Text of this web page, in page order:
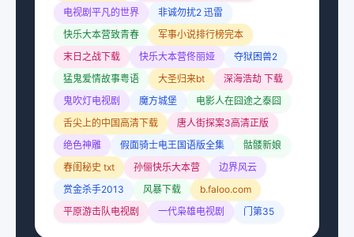
电视剧平凡的世界
非诚勿扰2 迅雷
快乐大本营致青春
军事小说排行榜完本
末日之战下载
快乐大本营佟丽娅
夺狱困兽2
猛鬼爱情故事粤语
大圣归来bt
深海浩劫 下载
鬼吹灯电视剧
魔方城堡
电影人在囧途之泰囧
舌尖上的中国高清下载
唐人街探案3高清正版
绝色神雕
假面骑士电王国语版全集
骷髅新娘
春闺秘史 txt
孙俪快乐大本营
边界风云
赏金杀手2013
风暴下载
b.faloo.com
平原游击队电视剧
一代枭雄电视剧 门第35